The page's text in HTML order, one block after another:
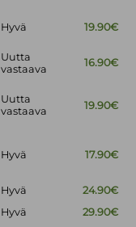
Hyvä 19.90€
Uutta
vastaava
16.90€
Uutta
vastaava
19.90€
Hyvä 17.90€
Hyvä
24.90€
Hyvä
29.90€